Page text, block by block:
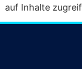
auf Inhal­te